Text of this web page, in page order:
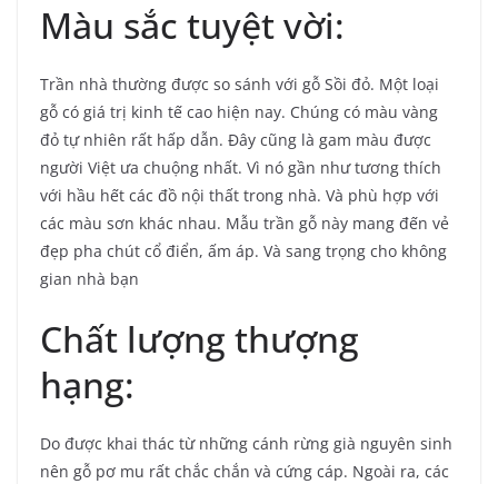
Màu sắc tuyệt vời:
Trần nhà thường được so sánh với gỗ Sồi đỏ. Một loại
gỗ có giá trị kinh tế cao hiện nay. Chúng có màu vàng
đỏ tự nhiên rất hấp dẫn. Đây cũng là gam màu được
người Việt ưa chuộng nhất. Vì nó gần như tương thích
với hầu hết các đồ nội thất trong nhà. Và phù hợp với
các màu sơn khác nhau. Mẫu trần gỗ này mang đến vẻ
đẹp pha chút cổ điển, ấm áp. Và sang trọng cho không
gian nhà bạn
Chất lượng thượng
hạng:
Do được khai thác từ những cánh rừng già nguyên sinh
nên gỗ pơ mu rất chắc chắn và cứng cáp. Ngoài ra, các